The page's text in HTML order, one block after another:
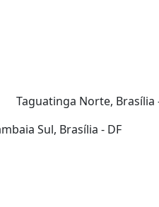
Taguatinga Norte, Brasília
Sul, Brasília - DF